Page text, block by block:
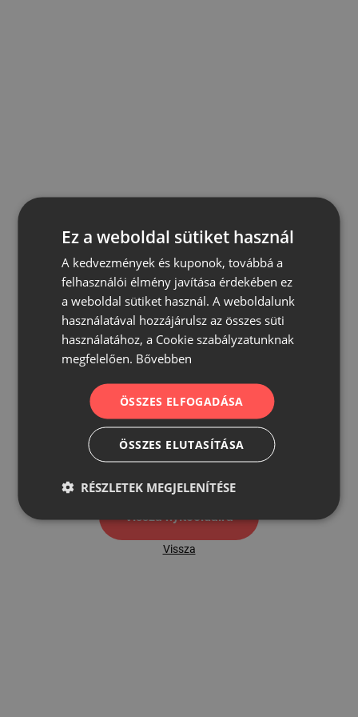
500
Vissza nyítóoldalra
Vissza
Ez a weboldal sütiket használ
A kedvezmények és kuponok, továbbá a
felhasználói élmény javítása érdekében ez
a weboldal sütiket használ. A weboldalunk
használatával hozzájárulsz az összes süti
használatához, a Cookie szabályzatunknak
megfelelően. Bővebben
ÖSSZES ELFOGADÁSA
ÖSSZES ELUTASÍTÁSA
RÉSZLETEK MEGJELENÍTÉSE